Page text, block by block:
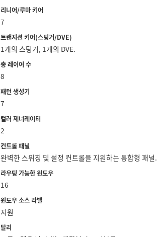
리니어/루마 키어
7
트랜지션 키어(스팅거/DVE)
1개의 스팅거, 1개의 DVE.
총 레이어 수
8
패턴 생성기
7
컬러 제너레이터
2
컨트롤 패널
완벽한 스위칭 및 설정 컨트롤을 지원하는 통합형 패널.
라우팅 가능한 윈도우
16
윈도우 소스 라벨
지원
탈리